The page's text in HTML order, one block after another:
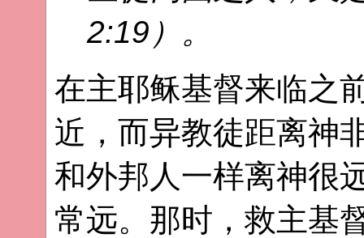
2:19）。
在主耶稣基督来临之
近，而异教徒距离神
和外邦人一样离神很
常远。那时，救主基